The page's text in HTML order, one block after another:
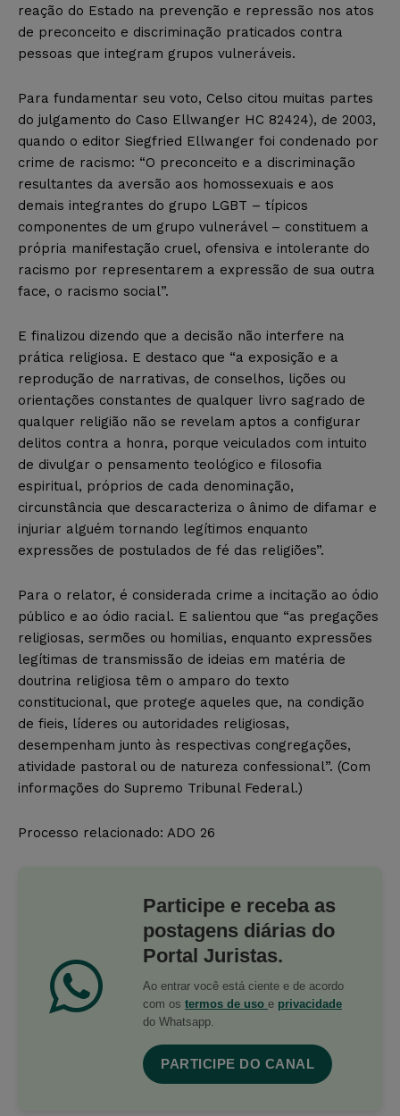
reação do Estado na prevenção e repressão nos atos
de preconceito e discriminação praticados contra
pessoas que integram grupos vulneráveis.
Para fundamentar seu voto, Celso citou muitas partes
do julgamento do Caso Ellwanger HC 82424), de 2003,
quando o editor Siegfried Ellwanger foi condenado por
crime de racismo: “O preconceito e a discriminação
resultantes da aversão aos homossexuais e aos
demais integrantes do grupo LGBT – típicos
componentes de um grupo vulnerável – constituem a
própria manifestação cruel, ofensiva e intolerante do
racismo por representarem a expressão de sua outra
face, o racismo social”.
E finalizou dizendo que a decisão não interfere na
prática religiosa. E destaco que “a exposição e a
reprodução de narrativas, de conselhos, lições ou
orientações constantes de qualquer livro sagrado de
qualquer religião não se revelam aptos a configurar
delitos contra a honra, porque veiculados com intuito
de divulgar o pensamento teológico e filosofia
espiritual, próprios de cada denominação,
circunstância que descaracteriza o ânimo de difamar e
injuriar alguém tornando legítimos enquanto
expressões de postulados de fé das religiões”.
Para o relator, é considerada crime a incitação ao ódio
público e ao ódio racial. E salientou que “as pregações
religiosas, sermões ou homilias, enquanto expressões
legítimas de transmissão de ideias em matéria de
doutrina religiosa têm o amparo do texto
constitucional, que protege aqueles que, na condição
de fieis, líderes ou autoridades religiosas,
desempenham junto às respectivas congregações,
atividade pastoral ou de natureza confessional”. (Com
informações do Supremo Tribunal Federal.)
Processo relacionado: ADO 26
Participe e receba as
postagens diárias do
Portal Juristas.
Ao entrar você está ciente e de acordo
com os termos de uso e privacidade
do Whatsapp.
PARTICIPE DO CANAL